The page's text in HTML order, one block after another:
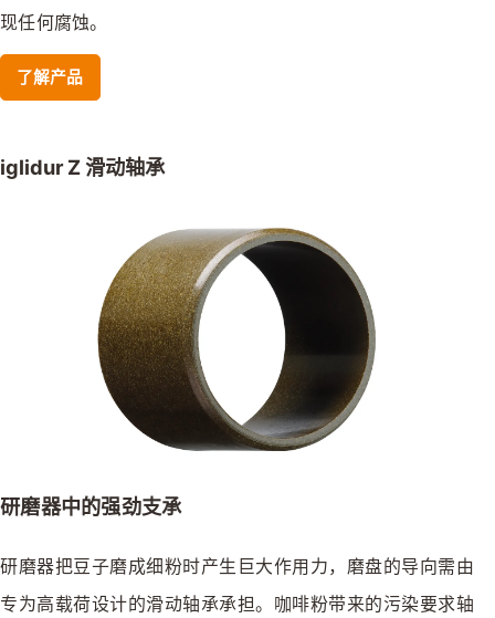
现任何腐蚀。
了解产品
iglidur Z 滑动轴承
研磨器中的强劲支承
研磨器把豆子磨成细粉时产生巨大作用力，磨盘的导向需由
专为高载荷设计的滑动轴承承担。咖啡粉带来的污染要求轴